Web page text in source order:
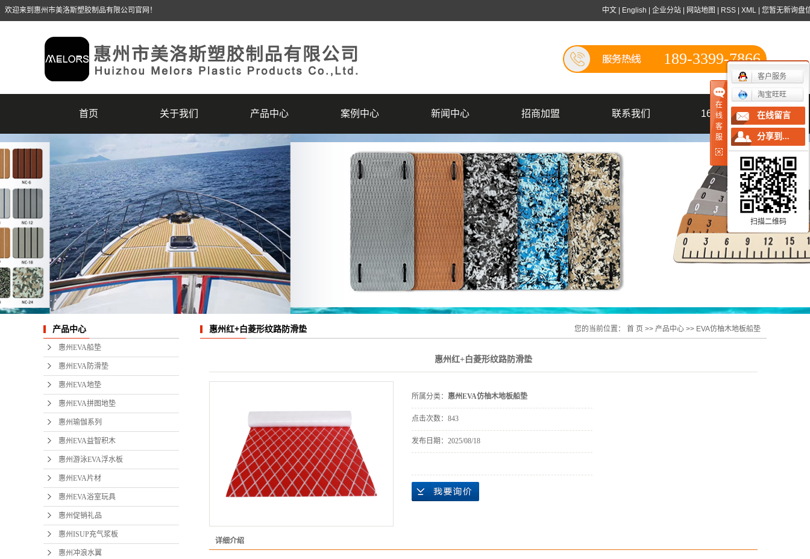
欢迎来到惠州市美洛斯塑胶制品有限公司官网！ 中文 English 企业分站 网站地图 RSS XML 您暂无新询盘
189-3399-7866
首页 关于我们
企业文化
荣誉资质
联系美洛斯
产品中心
惠州EVA船垫
惠州EVA防滑垫
惠州EVA地垫
惠州EVA拼图地垫
惠州瑜伽系列
惠州EVA益智积木
惠州游泳EVA浮水板
惠州EVA片材
惠州冲浪水翼
惠州冲浪系列
惠州PVC地板
惠州EVA球
案例中心
荣誉资质
新闻中心
行业动态
常见问答
招商加盟
服务团队
联系我们 1688店铺
产品中心
惠州EVA船垫
惠州EVA防滑垫
惠州EVA地垫
惠州EVA拼图地垫
惠州瑜伽系列
惠州EVA益智积木
惠州游泳EVA浮水板
惠州EVA片材
惠州EVA浴室玩具
惠州促销礼品
惠州ISUP充气浆板
惠州冲浪水翼
惠州红+白菱形纹路防滑垫 您的当前位置： 首 页 >> 产品中心 >> EVA仿柚木地板船垫
惠州红+白菱形纹路防滑垫
所属分类： 惠州EVA仿柚木地板船垫
点击次数： 843
发布日期： 2025/08/18
详细介绍
在
线
客
服
客户服务
淘宝旺旺
在线留言
分享到...
扫描二维码